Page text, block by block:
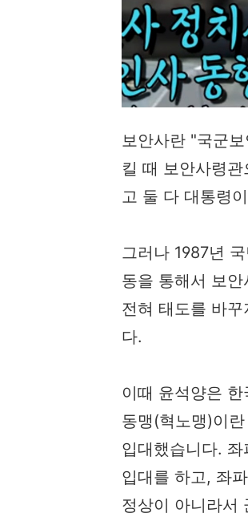
보안사란 "국군
킬 때 보안사령
고 둘 다 대통령
그러나 1987년
동을 통해서 보
전혀 태도를 바
다.
이때 윤석양은
동맹(혁노맹)이
입대했습니다.
입대를 하고, 좌
정상이 아니라서